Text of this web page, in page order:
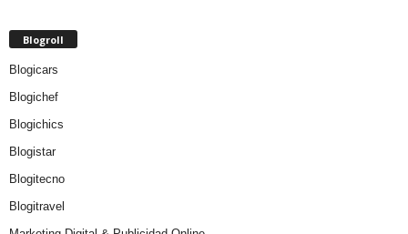
Blogroll
Blogicars
Blogichef
Blogichics
Blogistar
Blogitecno
Blogitravel